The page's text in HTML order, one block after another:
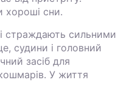
хороші сни.
страждають сильними
судини і головний
засіб для
У життя